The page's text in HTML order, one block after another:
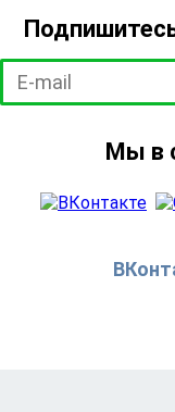
Мы в